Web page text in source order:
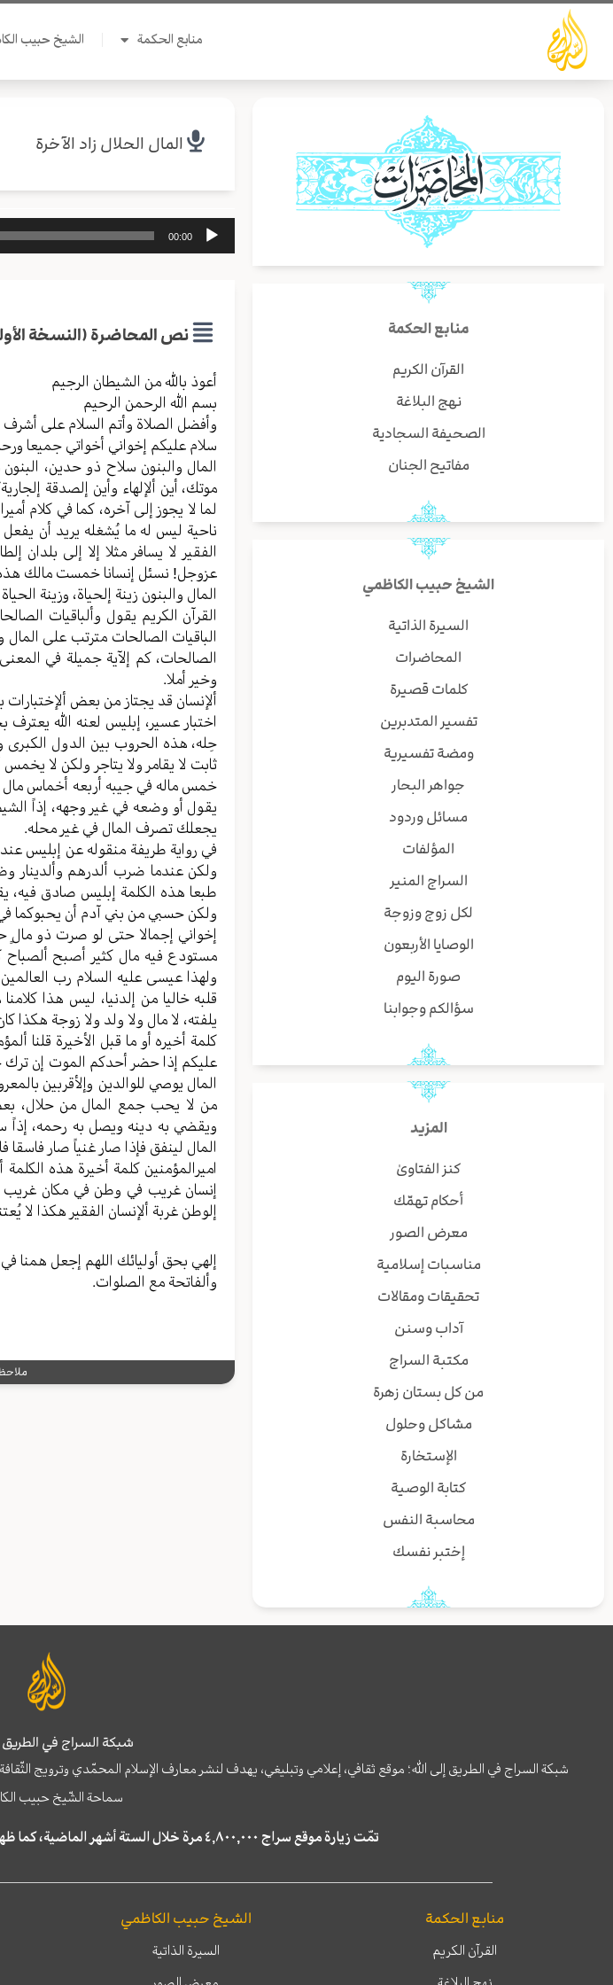
تخطي
المحتوى
منابع الحكمة الشيخ حبيب
منابع الحكمة
القرآن الكريم
نهج البلاغة
الصحيفة السجادية
مفاتيح الجنان
الشيخ حبيب الكاظمي
السيرة الذاتية
المحاضرات
كلمات قصيرة
تفسير المتدبرين
ومضة تفسيرية
جواهر البحار
مسائل وردود
المؤلفات
السراج المنير
لكل زوج وزوجة
الوصايا الأربعون
صورة اليوم
سؤالكم وجوابنا
المزيد
كنز الفتاوىٰ
أحكام تهمّك
معرض الصور
مناسبات إسلامية
تحقيقات ومقالات
آداب وسنن
مكتبة السراج
من كل بستان زهرة
مشاكل وحلول
الإستخارة
كتابة الوصية
محاسبة النفس
إختبر نفسك
المال الحلال زاد الآخرة
مشغل
00:00
نص المحاضرة (النسخة
أعوذ بالله من الشیطان الرجیم
بسم الله الرحمن الرحیم
وأفضل الصلاة وأتم السلام علی
سلام علیکم إخواني أخواتي جمیعا
المال والبنون سلاح ذو حدین،
موتك، أين ألإلهاء وأين إلصدقة
لما لا یجوز إلی آخره، کما في کلام
ناحیة لیس له ما یُشغله یرید أن یفعل
الفقیر لا یسافر مثلا إلا إلی
عزوجل! نسئل إنسانا خمست مالك
المال والبنون زینة إلحیاة، وزینة
القرآن الکریم یقول وألباقیات
الباقیات الصالحات مترتب علی المال
الصالحات، کم إلآیة جمیلة في
وخیر أملا.
ألإنسان قد یجتاز من بعض
اختبار عسیر، إبلیس لعنه الله
حِله، هذه الحروب بین الدول الکبری
ثابت لا یقامر ولا یتاجر ولکن لا
خمس ماله في جیبه أربعه أخماس
یقول أو وضعه في غیر وجهه، إذاً
یجعلك تصرف المال في غیر محله.
في روایة طریفة منقوله عن إبلیس
ولکن عندما ضرب ألدرهم وألدینار
طبعا هذه الکلمة إبلیس صادق فیه،
ولکن حسبي من بني آدم أن یحبوکما
إخواني إجمالا حتی لو صرت ذو مالٍ
مستودع فیه مال کثیر أصبح ألصباح
ولهذا عیسی علیه السلام رب
قلبه خالیا من إلدنیا، لیس هذا
یلفته، لا مال ولا ولد ولا زوجة هکذا
کلمة أخیره أو ما قبل الأخیرة قلنا
علیکم إذا حضر أحدکم الموت إن ترك
المال یوصي للوالدین وإلأقربین
من لا یحب جمع المال من حلال، بعض
ویقضي به دینه ویصل به رحمه، إذاً
المال لینفق فإذا صار غنیاً صار فاسقا
امیرالمؤمنین کلمة أخيرة هذه
إنسان غریب في وطن في مکان غریب
إلوطن غربة ألإنسان الفقیر هکذا لا
إلهي بحق أولیائك اللهم إجعل همنا في
وألفاتحة مع الصلوات.
شبكة السراج في الطريق
شبكة السراج في الطريق إلى الله؛ موقع ثقافي، إعلامي وتبليغي، يهدف لنشر معارف الإسلام المحمّدي وترويج
سماحة الشّيخ حبيب
تمّت زيارة موقع سراج ٤,٨٠٠,٠٠٠ مرة خلال الستة أشهر الماضية، كما ظهر في نتائج البحث في محركات البحث٢٢,٢٩٠,٠٠٠ مرّة.
منابع الحكمة
القرآن الكريم
الشيخ حبيب الكاظمي
السيرة الذاتية